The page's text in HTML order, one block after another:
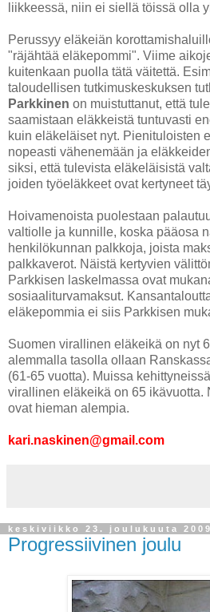
liikkeessä, niin ei siellä töissä olla
Perussyy eläkeiän
"räjähtää eläkepommi". Viime
kuitenkaan puolla tätä väitettä.
taloudellisen tutkimuskeskuksen
Parkkinen on muistuttanut, että
saamistaan eläkkeistä tuntuvasti
kuin eläkeläiset nyt. Pienituloisten
nopeasti vähenemään ja
siksi, että tulevista eläkeläisistä
joiden työeläkkeet ovat kertyneet
Hoivamenoista puolestaan
valtiolle ja kunnille, koska pääosa
henkilökunnan palkkoja, joista
palkkaverot. Näistä kertyvien
Parkkisen laskelmassa ovat
sosiaaliturvamaksut.
eläkepommia ei siis Parkkisen
Suomen virallinen eläkeikä on nyt
alemmalla tasolla ollaan
(61-65 vuotta). Muissa
virallinen eläkeikä on 65 ikävuotta.
ovat hieman alempia.
kari.naskinen@gmail.com
keskiviikko 23. joulukuuta 2009
Progressiivinen joulu